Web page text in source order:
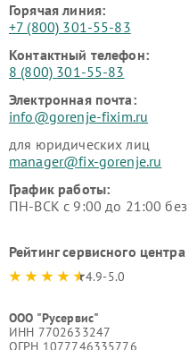
Горячая линия:
+7 (800) 301-55-83
Контактный телефон:
8 (800) 301-55-83
Электронная почта:
info@gorenje-fixim.ru
для юридических лиц
manager@fix-gorenje.ru
График работы:
ПН-ВСК с 9:00 до 21:00
Рейтинг сервисного центра
4.9-5.0
ООО "Русервис"
ИНН 7702633247
ОГРН 1077746335776